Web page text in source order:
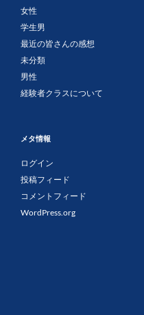
女性
学生男
最近の皆さんの感想
未分類
男性
経験者クラスについて
メタ情報
ログイン
投稿フィード
コメントフィード
WordPress.org